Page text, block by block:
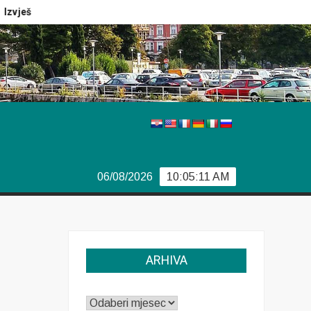
Europola
10:05:11 AM
06/08/2026
ARHIVA
ARHIVA